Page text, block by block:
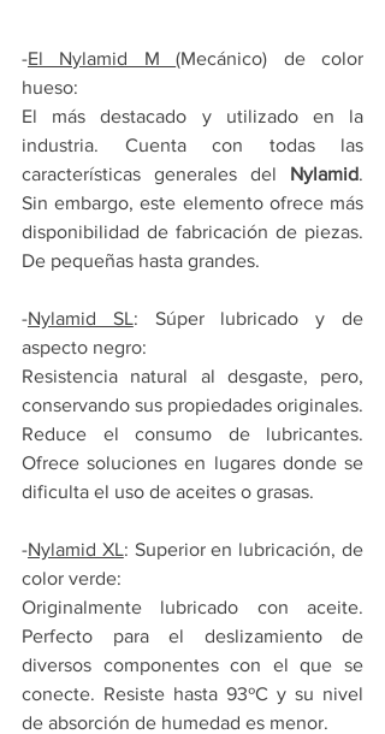
-El Nylamid M (Mecánico) de color
hueso:
El más destacado y utilizado en la
industria. Cuenta con todas las
características generales del Nylamid.
Sin embargo, este elemento ofrece más
disponibilidad de fabricación de piezas.
De pequeñas hasta grandes.
-Nylamid SL: Súper lubricado y de
aspecto negro:
Resistencia natural al desgaste, pero,
conservando sus propiedades originales.
Reduce el consumo de lubricantes.
Ofrece soluciones en lugares donde se
dificulta el uso de aceites o grasas.
-Nylamid XL: Superior en lubricación, de
color verde:
Originalmente lubricado con aceite.
Perfecto para el deslizamiento de
diversos componentes con el que se
conecte. Resiste hasta 93ºC y su nivel
de absorción de humedad es menor.